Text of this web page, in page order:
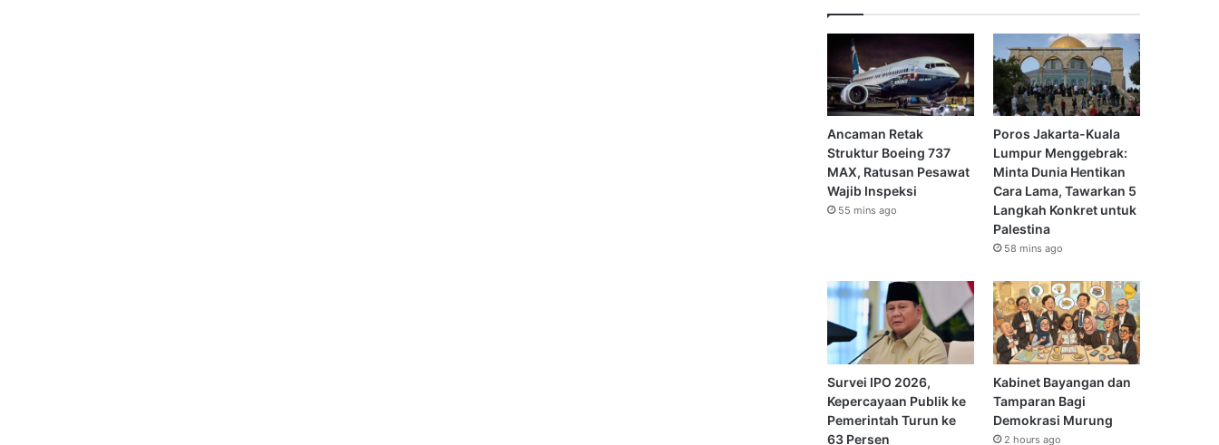
Ancaman Retak
Struktur Boeing 737
MAX, Ratusan Pesawat
Wajib Inspeksi
55 mins ago
Poros Jakarta-Kuala
Lumpur Menggebrak:
Minta Dunia Hentikan
Cara Lama, Tawarkan 5
Langkah Konkret untuk
Palestina
58 mins ago
Survei IPO 2026,
Kepercayaan Publik ke
Pemerintah Turun ke
63 Persen
Kabinet Bayangan dan
Tamparan Bagi
Demokrasi Murung
2 hours ago